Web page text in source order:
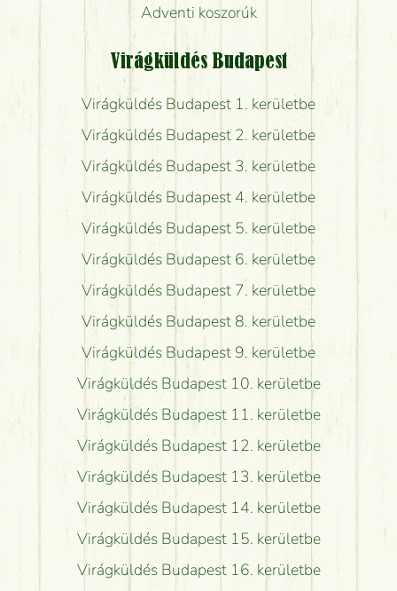
Adventi koszorúk
Virágküldés Budapest
Virágküldés Budapest 1. kerületbe
Virágküldés Budapest 2. kerületbe
Virágküldés Budapest 3. kerületbe
Virágküldés Budapest 4. kerületbe
Virágküldés Budapest 5. kerületbe
Virágküldés Budapest 6. kerületbe
Virágküldés Budapest 7. kerületbe
Virágküldés Budapest 8. kerületbe
Virágküldés Budapest 9. kerületbe
Virágküldés Budapest 10. kerületbe
Virágküldés Budapest 11. kerületbe
Virágküldés Budapest 12. kerületbe
Virágküldés Budapest 13. kerületbe
Virágküldés Budapest 14. kerületbe
Virágküldés Budapest 15. kerületbe
Virágküldés Budapest 16. kerületbe